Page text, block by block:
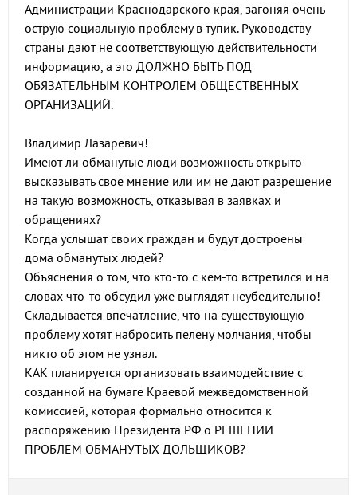
Администрации Краснодарского края, загоняя очень
острую социальную проблему в тупик. Руководству
страны дают не соответствующую действительности
информацию, а это ДОЛЖНО БЫТЬ ПОД
ОБЯЗАТЕЛЬНЫМ КОНТРОЛЕМ ОБЩЕСТВЕННЫХ
ОРГАНИЗАЦИЙ.
Владимир Лазаревич!
Имеют ли обманутые люди возможность открыто
высказывать свое мнение или им не дают разрешение
на такую возможность, отказывая в заявках и
обращениях?
Когда услышат своих граждан и будут достроены
дома обманутых людей?
Объяснения о том, что кто-то с кем-то встретился и на
словах что-то обсудил уже выглядят неубедительно!
Складывается впечатление, что на существующую
проблему хотят набросить пелену молчания, чтобы
никто об этом не узнал.
КАК планируется организовать взаимодействие с
созданной на бумаге Краевой межведомственной
комиссией, которая формально относится к
распоряжению Президента РФ о РЕШЕНИИ
ПРОБЛЕМ ОБМАНУТЫХ ДОЛЬЩИКОВ?